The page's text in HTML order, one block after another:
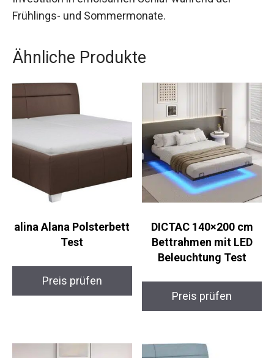
Frühlings- und Sommermonate.
Ähnliche Produkte
alina Alana Polsterbett
Test
Preis prüfen
DICTAC 140×200 cm
Bettrahmen mit LED
Beleuchtung Test
Preis prüfen